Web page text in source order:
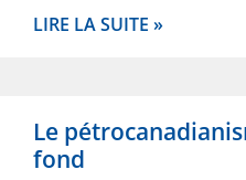
LIRE LA SUITE »
Le
fond